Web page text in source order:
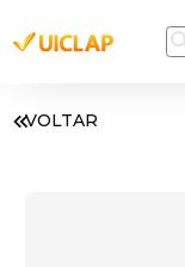
VOLTAR